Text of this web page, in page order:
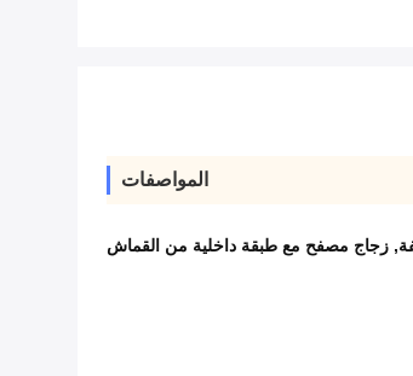
المواصفات
, زجاج مصفح مع طبقة داخلية من القماش